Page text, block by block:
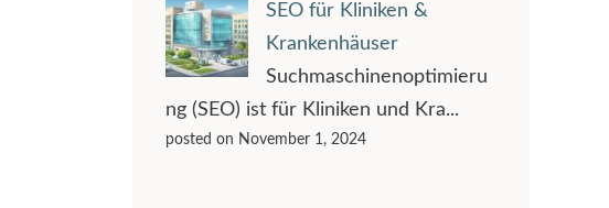
SEO für Kliniken &
Krankenhäuser
Suchmaschinenoptimieru
ng (SEO) ist für Kliniken und Kra...
posted on November 1, 2024